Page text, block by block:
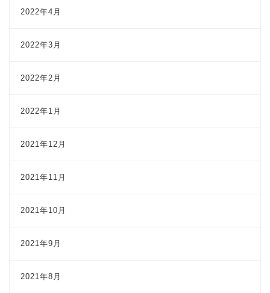
2022年4月
2022年3月
2022年2月
2022年1月
2021年12月
2021年11月
2021年10月
2021年9月
2021年8月